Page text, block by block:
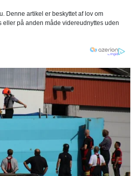
Denne artikel er beskyttet af lov om
eller på anden måde videreudnyttes uden